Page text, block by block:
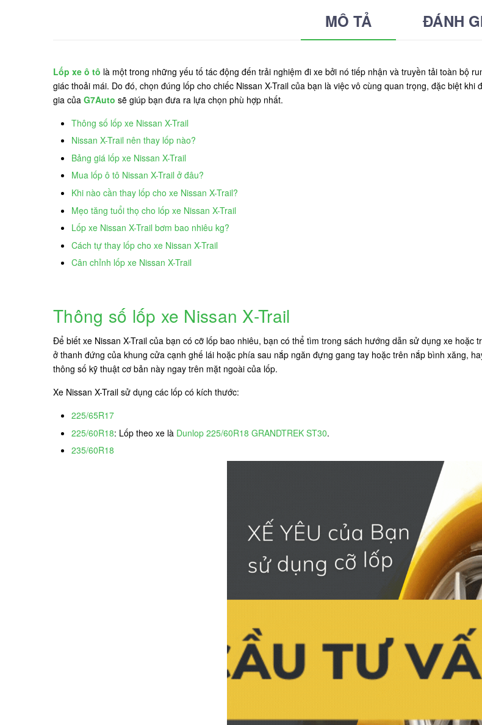
MÔ TẢ ĐÁNH
Lốp xe ô tô là một trong những yếu tố tác động đến trải nghiệm đi xe bởi nó tiếp nhận và truyền tải toàn bộ
giác thoải mái. Do đó, chọn đúng lốp cho chiếc Nissan X-Trail của bạn là việc vô cùng quan trọng, đặc biệt
gia của G7Auto sẽ giúp bạn đưa ra lựa chọn phù hợp nhất.
Thông số lốp xe Nissan X-Trail
Nissan X-Trail nên thay lốp nào?
Bảng giá lốp xe Nissan X-Trail
Mua lốp ô tô Nissan X-Trail ở đâu?
Khi nào cần thay lốp cho xe Nissan X-Trail?
Mẹo tăng tuổi thọ cho lốp xe Nissan X-Trail
Lốp xe Nissan X-Trail bơm bao nhiêu kg?
Cách tự thay lốp cho xe Nissan X-Trail
Cân chỉnh lốp xe Nissan X-Trail
Thông số lốp xe Nissan X-Trail
Để biết xe Nissan X-Trail của bạn có cỡ lốp bao nhiêu, bạn có thể tìm trong sách hướng dẫn sử dụng xe
ở thanh đứng của khung cửa cạnh ghế lái hoặc phía sau nắp ngăn đựng gang tay hoặc trên nắp bình xăng,
thông số kỹ thuật cơ bản này ngay trên mặt ngoài của lốp.
Xe Nissan X-Trail sử dụng các lốp có kích thước:
225/65R17
225/60R18: Lốp theo xe là Dunlop 225/60R18 GRANDTREK ST30.
235/60R18